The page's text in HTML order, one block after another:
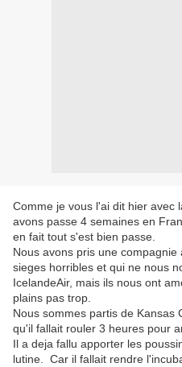
Comme je vous l'ai dit hier avec
avons passe 4 semaines en
en fait tout s'est bien passe.
Nous avons pris une
sieges horribles et qui ne nous
IcelandeAir, mais ils nous ont
plains pas trop.
Nous sommes partis de Kansas
qu'il fallait rouler 3 heures pour
Il a deja fallu apporter les
lutine. Car il fallait rendre